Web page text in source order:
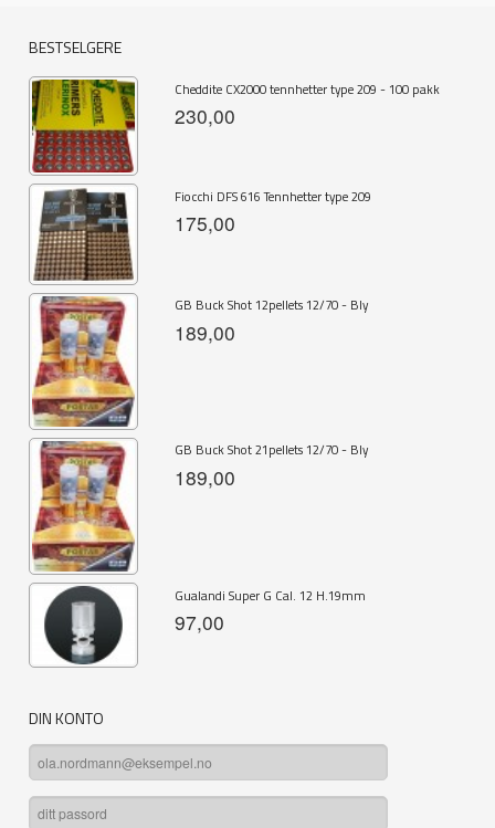
BESTSELGERE
Cheddite CX2000 tennhetter type 209 - 100 pakk
230,00
Fiocchi DFS 616 Tennhetter type 209
175,00
GB Buck Shot 12pellets 12/70 - Bly
189,00
GB Buck Shot 21pellets 12/70 - Bly
189,00
Gualandi Super G Cal. 12 H.19mm
97,00
DIN KONTO